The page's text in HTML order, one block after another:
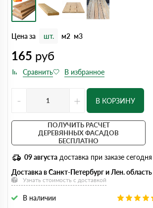
Цена за шт. м2 м3
165 руб
- + В КОРЗИНУ
ПОЛУЧИТЬ РАСЧЕТ
ДЕРЕВЯННЫХ ФАСАДОВ
БЕСПЛАТНО
09 августа доставка при заказе сегодня
Доставка в Санкт-Петербург и Лен. область
Узнать стоимость с доставкой
В наличии